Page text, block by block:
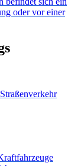
oder vor einer